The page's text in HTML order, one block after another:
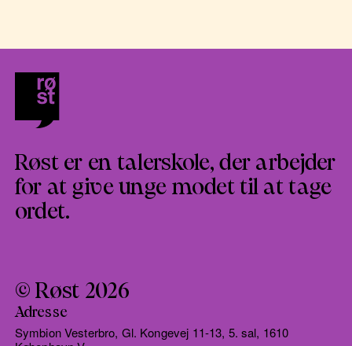
Røst er en talerskole, der arbejder
for at give unge modet til at tage
ordet.
© Røst 2026
Adresse
Symbion Vesterbro, Gl. Kongevej 11-13, 5. sal, 1610